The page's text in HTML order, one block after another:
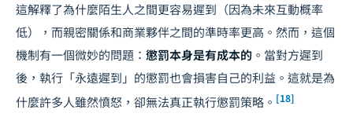
這解釋了為什麼陌生人之間更容易遲到（因為未來互動概率
低），而親密關係和商業夥伴之間的準時率更高。然而，這個
機制有一個微妙的問題： 懲罰本身是有成本的 。當對方遲到
後，執行「永遠遲到」的懲罰也會損害自己的利益。這就是為
什麼許多人雖然憤怒，卻無法真正執行懲罰策略。 [18]